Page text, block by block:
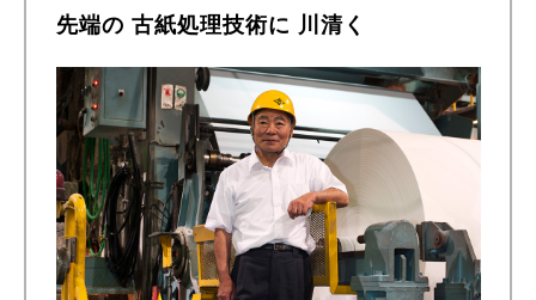
先端の 古紙処理技術に 川清く